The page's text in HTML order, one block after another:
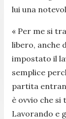
lui una
« Per me si
libero, anche
impostato il
semplice
partita
è ovvio che
Lavorando e